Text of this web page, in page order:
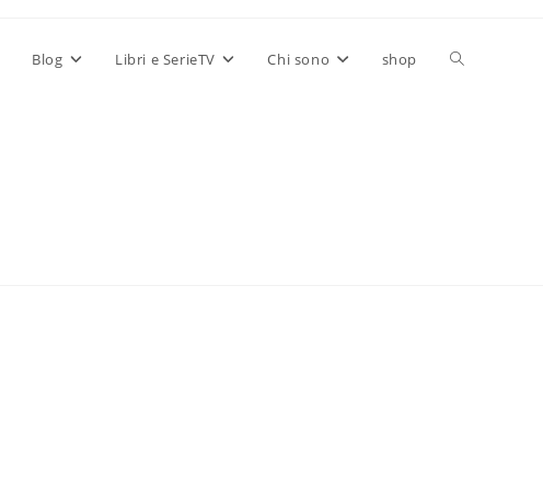
Blog Libri e SerieTV Chi sono shop Attiva/